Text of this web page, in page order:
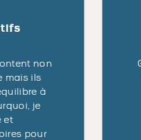
non
mais ils
à
je
et
pour